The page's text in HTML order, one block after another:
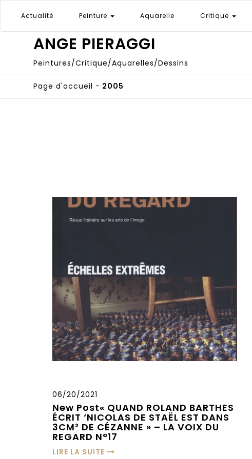
ANGE PIERAGGI
Peintures/Critique/Aquarelles/Dessins
Actualité Peinture Aquarelle Critique
Page d'accueil - 2005
06/20/2021
New Post« QUAND ROLAND BARTHES
ÉCRIT ‘NICOLAS DE STAËL EST DANS
3CM² DE CÉZANNE » – LA VOIX DU
REGARD N°17
LIRE LA SUITE